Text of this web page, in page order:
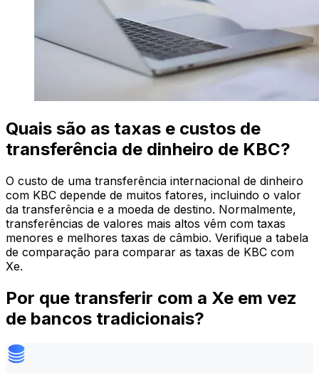
Quais são as taxas e custos de
transferência de dinheiro de KBC?
O custo de uma transferência internacional de dinheiro
com KBC depende de muitos fatores, incluindo o valor
da transferência e a moeda de destino. Normalmente,
transferências de valores mais altos vêm com taxas
menores e melhores taxas de câmbio. Verifique a tabela
de comparação para comparar as taxas de KBC com
Xe.
Por que transferir com a Xe em vez
de bancos tradicionais?